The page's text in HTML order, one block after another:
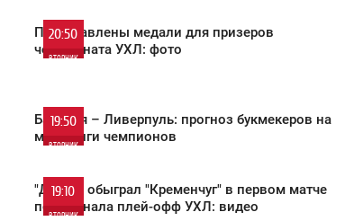
651
20:50
ВТОРНИК
413
Представлены медали для призеров
чемпионата УХЛ: фото
19:50
ВТОРНИК
Бавария – Ливерпуль: прогноз букмекеров на
матч Лиги чемпионов
19:10
ВТОРНИК
"Днепр" обыграл "Кременчуг" в первом матче
полуфинала плей-офф УХЛ: видео